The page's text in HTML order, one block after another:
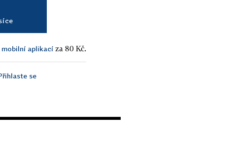
mobilní aplikací za 80 Kč.
se